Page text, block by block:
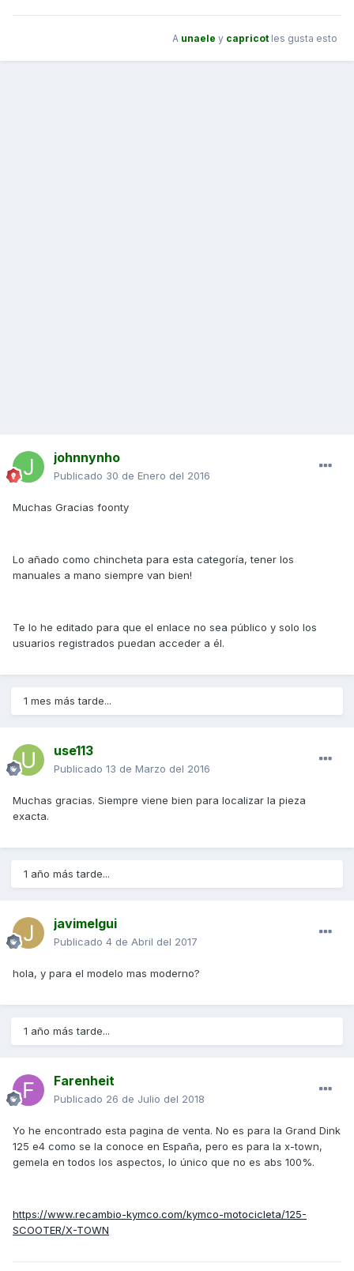
A unaele y capricot les gusta esto
johnnynho
Publicado 30 de Enero del 2016
Muchas Gracias foonty
Lo añado como chincheta para esta categoría, tener los
manuales a mano siempre van bien!
Te lo he editado para que el enlace no sea público y solo los
usuarios registrados puedan acceder a él.
1 mes más tarde...
use113
Publicado 13 de Marzo del 2016
Muchas gracias. Siempre viene bien para localizar la pieza
exacta.
1 año más tarde...
javimelgui
Publicado 4 de Abril del 2017
hola, y para el modelo mas moderno?
1 año más tarde...
Farenheit
Publicado 26 de Julio del 2018
Yo he encontrado esta pagina de venta. No es para la Grand Dink
125 e4 como se la conoce en España, pero es para la x-town,
gemela en todos los aspectos, lo único que no es abs 100%.
https://www.recambio-kymco.com/kymco-motocicleta/125-
SCOOTER/X-TOWN